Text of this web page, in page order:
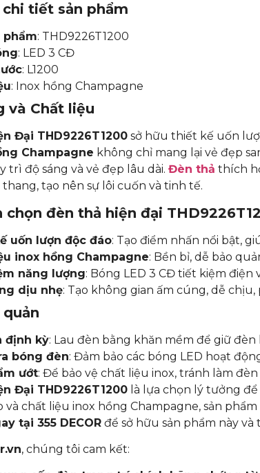
tiết sản phẩm
phẩm: THD9226T1200
: LED 3 CĐ
: L1200
: Inox hồng Champagne
và Chất liệu
Đại THD9226T1200sở hữu thiết kế uốn
Champagne không chỉ mang lại vẻ đẹp
trì độ sáng và vẻ đẹp lâu dài. Đèn thả thích
thang, tạo nên sự lôi cuốn và tinh tế.
chọn đèn thả hiện đại
uốn lượn độc đáo: Tạo điểm nhấn nổi bật,
inox hồng Champagne: Bền bỉ, dễ bảo
năng lượng: Bóng LED 3 CĐ tiết kiệm điện
dịu nhẹ: Tạo không gian ấm cúng, dễ
quản
định kỳ: Lau đèn bằng khăn mềm để giữ đèn
bóng đèn: Đảm bảo các bóng LED hoạt
ướt: Để bảo vệ chất liệu inox, tránh làm
Đại THD9226T1200là lựa chọn lý tưởng để
và chất liệu inox hồng Champagne, sản
tại 355 DECORđể sở hữu sản phẩm này và
, chúng tôi cam kết: